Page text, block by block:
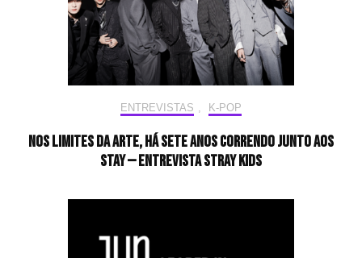
ENTREVISTAS K-POP
Nos limites da arte, há sete anos correndo junto aos
STAY — Entrevista Stray Kids